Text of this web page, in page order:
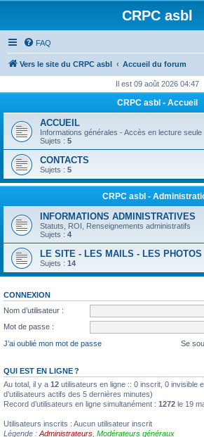
CRPC asbl
FAQ
Vers le site du CRPC asbl Accueil du forum
Il est 09 août 2026 04:47
CRPC asbl - Accueil
ACCUEIL
Informations générales - Accès en lecture seule
Sujets : 5
CONTACTS
Sujets : 5
CRPC asbl -
INFORMATIONS ADMINISTRATIVES
Statuts, ROI, Renseignements administratifs
Sujets : 4
LE SITE - LES MAILS - LES PHOTOS
Sujets : 14
CONNEXION
Nom d’utilisateur :
Mot de passe :
J’ai oublié mon mot de passe
Se
QUI EST EN LIGNE ?
Au total, il y a 12 utilisateurs en ligne :: 0 inscrit, 0 invisible
d’utilisateurs actifs des 5 dernières minutes)
Record d’utilisateurs en ligne simultanément : 1272 le 19
Utilisateurs inscrits : Aucun utilisateur inscrit
Légende : Administrateurs Modérateurs généraux